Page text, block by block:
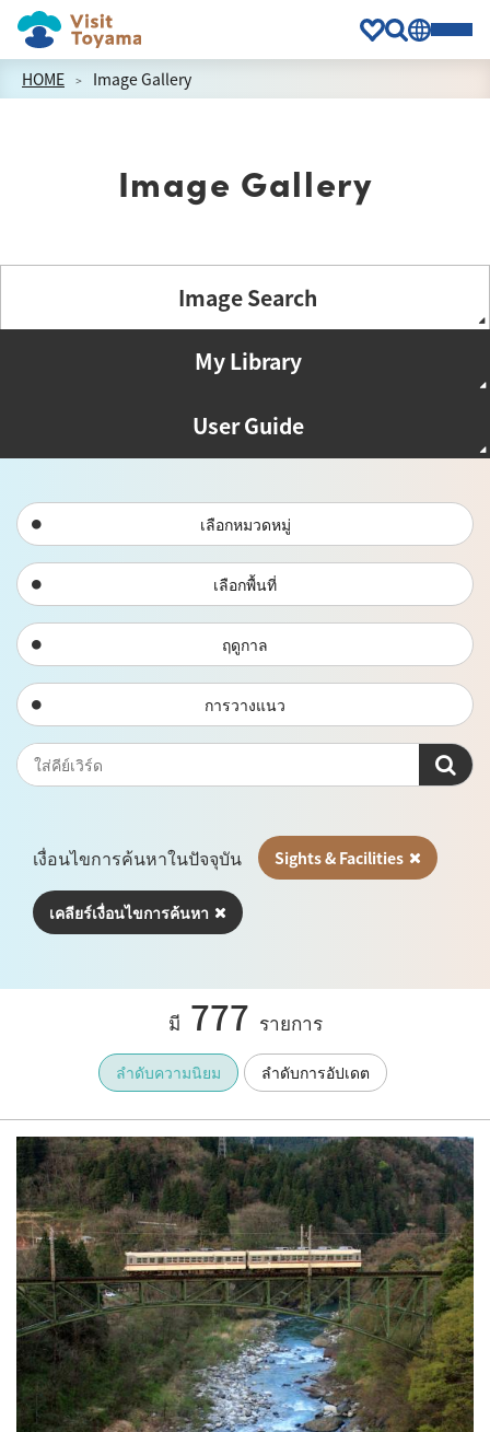
HOME Image Gallery
Image Gallery
Image Search
My Library
User Guide
เลือกหมวดหมู่
เลือกพื้นที่
ฤดูกาล
การวางแนว
เงื่อนไขการค้นหาในปัจจุบัน Sights & Facilities
เคลียร์เงื่อนไขการค้นหา
มี 777 รายการ
ลำดับความนิยม ลำดับการอัปเดต